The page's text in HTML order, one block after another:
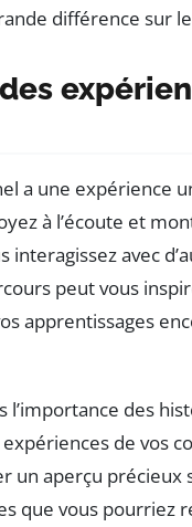
différence sur
a une expérience
à l’écoute et
interagissez avec
peut vous
apprentissages
l’importance des
de vos
un aperçu précieux
que vous pourriez